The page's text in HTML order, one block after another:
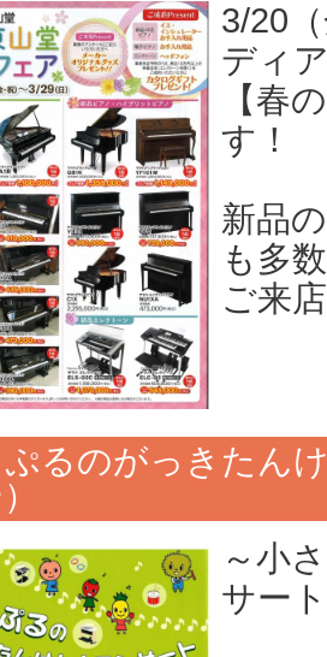
3/20
ディ
【春
す！
新品
も多
ご来
るのがっきたん
～小
サー